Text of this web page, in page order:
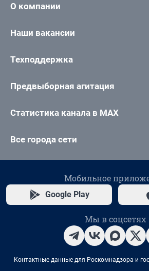
О компании
Наши вакансии
Техподдержка
Предвыборная агитация
Статистика канала в MAX
Все города сети
Мобильное
Google Play
Мы в соцсетях
Контактные данные для Роскомнадзора и